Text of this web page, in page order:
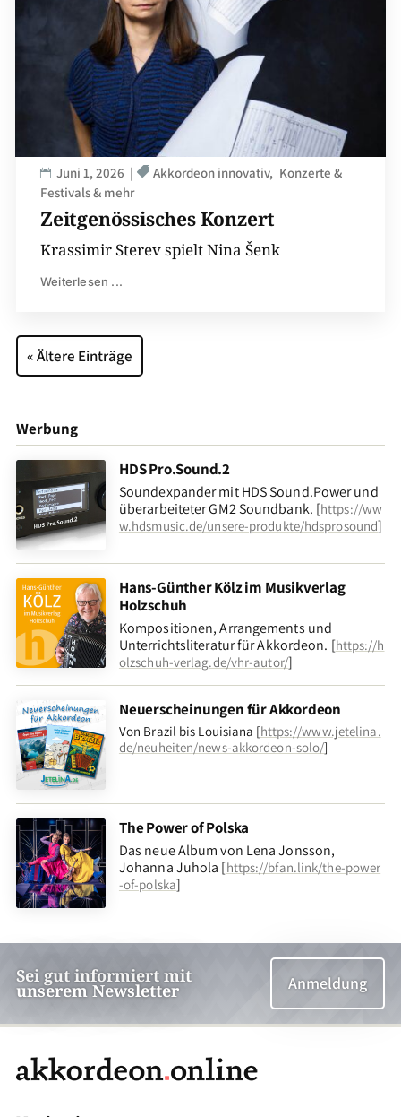
Zeitgenössisches Konzert
Juni 1, 2026 Akkordeon innovativ
Konzerte &
Festivals & mehr
Krassimir Sterev spielt Nina Šenk
Weiterlesen ...
« Ältere Einträge
Werbung
HDS Pro.Sound.2
Soundexpander mit HDS Sound.Power und
überarbeiteter GM2 Soundbank. [https://ww
w.hdsmusic.de/unsere-produkte/hdsprosound]
Hans-Günther Kölz im Musikverlag
Holzschuh
Kompositionen, Arrangements und
Unterrichtsliteratur für Akkordeon. [https://h
olzschuh-verlag.de/vhr-autor/]
Neuerscheinungen für Akkordeon
Von Brazil bis Louisiana [https://www.jetelina.
de/neuheiten/news-akkordeon-solo/]
The Power of Polska
Das neue Album von Lena Jonsson,
Johanna Juhola [https://bfan.link/the-power
-of-polska]
Sei gut informiert mit
unserem Newsletter Anmeldung